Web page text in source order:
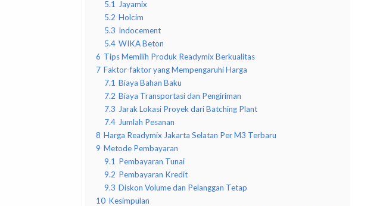
5.1
Jayamix
5.2 Holcim
5.3 Indocement
5.4 WIKA Beton
6 Tips Memilih Produk Readymix Berkualitas
7 Faktor-faktor yang Mempengaruhi Harga
7.1 Biaya Bahan Baku
7.2 Biaya Transportasi dan Pengiriman
7.3 Jarak Lokasi Proyek dari Batching Plant
7.4 Jumlah Pesanan
8 Harga Readymix Jakarta Selatan Per M3 Terbaru
9 Metode Pembayaran
9.1 Pembayaran Tunai
9.2 Pembayaran Kredit
9.3 Diskon Volume dan Pelanggan Tetap
10 Kesimpulan